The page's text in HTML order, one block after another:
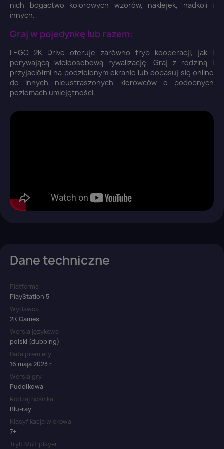
nich bogactwo kolorowych wzorów, naklejek, nadkoli i
innych.
Graj w pojedynkę lub razem:
LEGO 2K Drive oferuje zarówno tryb kooperacji, jak i
porywającą wieloosobową rywalizację. Graj z rodziną i
przyjaciółmi na podzielonym ekranie lub dopasuj się online
do innych nieustraszonych kierowców o podobnych
poziomach umiejętności.
Dane techniczne
Platforma
PlayStation 5
Wydawca
2K Games
Wersja językowa
polski (dubbing)
Data premiery
16 maja 2023 r.
Wersja gry
Pudełkowa
Rodzaj nośnika
Blu-ray
Klasyfikacja wiekowa
7+
Tryb Multiplayer
Zaloguj się
You need to be logged in to save products in your
wish list.